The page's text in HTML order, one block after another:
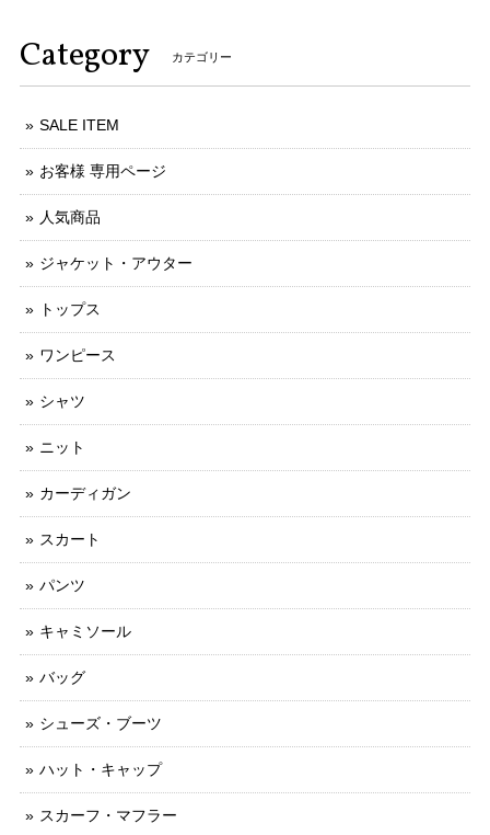
Category カテゴリー
SALE ITEM
お客様 専用ページ
人気商品
ジャケット・アウター
トップス
ワンピース
シャツ
ニット
カーディガン
スカート
パンツ
キャミソール
バッグ
シューズ・ブーツ
ハット・キャップ
スカーフ・マフラー